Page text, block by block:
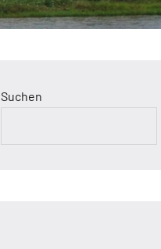
Suchen